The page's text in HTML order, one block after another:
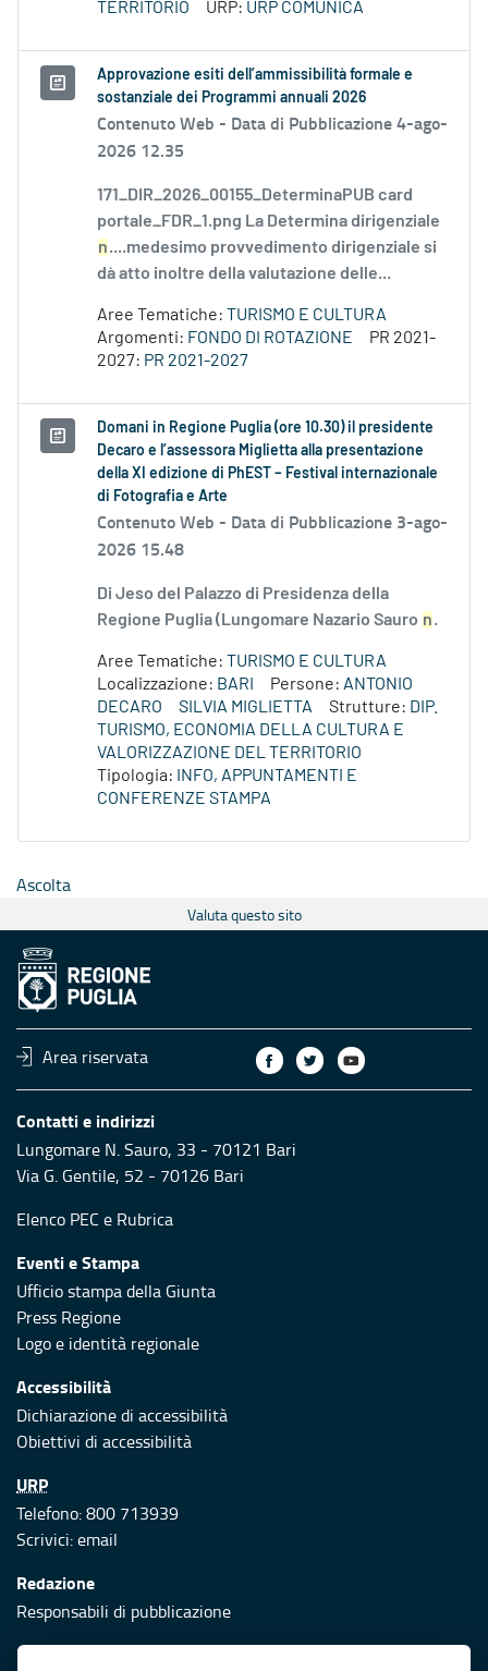
TERRITORIO
URP: URP COMUNICA
Approvazione esiti dell’ammissibilità formale e
sostanziale dei Programmi annuali 2026
Contenuto Web - Data di Pubblicazione 4-ago-
2026 12.35
171_DIR_2026_00155_DeterminaPUB card
portale_FDR_1.png La Determina dirigenziale
n....medesimo provvedimento dirigenziale si
dà atto inoltre della valutazione delle...
Aree Tematiche: TURISMO E CULTURA
Argomenti: FONDO DI ROTAZIONE
PR 2021-
2027: PR 2021-2027
Domani in Regione Puglia (ore 10.30) il presidente
Decaro e l’assessora Miglietta alla presentazione
della XI edizione di PhEST – Festival internazionale
di Fotografia e Arte
Contenuto Web - Data di Pubblicazione 3-ago-
2026 15.48
Di Jeso del Palazzo di Presidenza della
Regione Puglia (Lungomare Nazario Sauro n.
Aree Tematiche: TURISMO E CULTURA
Localizzazione: BARI Persone: ANTONIO
DECARO
SILVIA MIGLIETTA Strutture: DIP.
TURISMO, ECONOMIA DELLA CULTURA E
VALORIZZAZIONE DEL TERRITORIO
Tipologia:
INFO, APPUNTAMENTI E
CONFERENZE STAMPA
Ascolta
Valuta questo sito
Area riservata
Contatti e indirizzi
Lungomare N. Sauro, 33 - 70121 Bari
Via G. Gentile, 52 - 70126 Bari
Elenco PEC e Rubrica
Eventi e Stampa
Ufficio stampa della Giunta
Press Regione
Logo e identità regionale
Accessibilità
Dichiarazione di accessibilità
Obiettivi di accessibilità
URP
Telefono: 800 713939
Scrivici:email
Redazione
Responsabili di pubblicazione
Protezione civile